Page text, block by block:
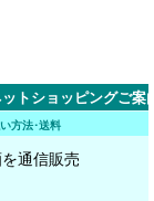
トショッピングご案
方法･送料